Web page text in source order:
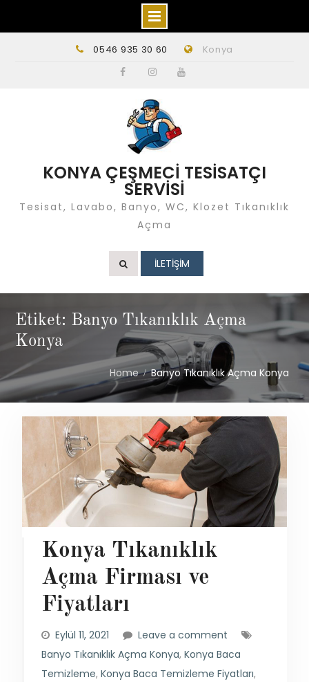
0546 935 30 60 Konya
KONYA ÇEŞMECİ TESİSATÇI
SERVİSİ
Tesisat, Lavabo, Banyo, WC, Klozet Tıkanıklık
Açma
İLETİŞİM
Etiket: Banyo Tıkanıklık Açma
Konya
Home Banyo Tıkanıklık Açma Konya
Konya Tıkanıklık
Açma Firması ve
Fiyatları
Eylül 11, 2021
Leave a comment
Banyo Tıkanıklık Açma Konya, Konya Baca
Temizleme, Konya Baca Temizleme Fiyatları,